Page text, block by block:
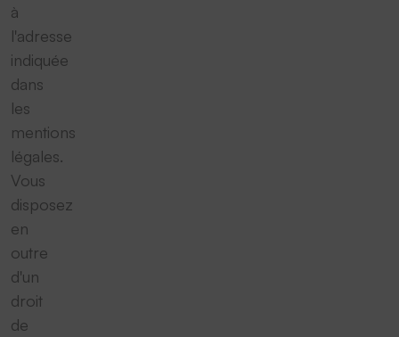
à
l'adresse
indiquée
dans
les
mentions
légales.
Vous
disposez
en
outre
d'un
droit
de